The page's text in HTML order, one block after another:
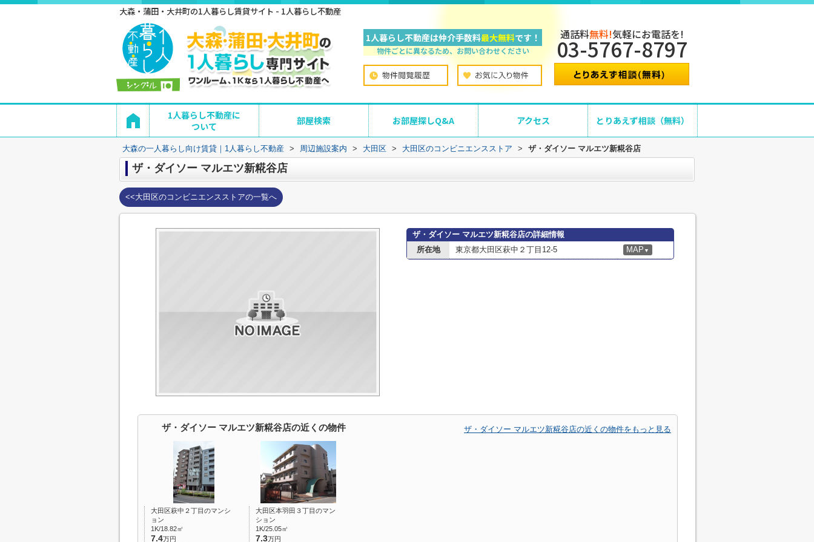
大森・蒲田・大井町の1人暮らし賃貸サイト - 1人暮らし不動産
1人暮らし不動産は仲介手数料最大無料です！
物件ごとに異なるため、お問い合わせください
通話料無料!気軽にお電話を!
03-5767-8797
1人暮らし不動産に
ついて
部屋検索 お部屋探しQ&A アクセス とりあえず相談（無料）
大森の一人暮らし向け賃貸｜1人暮らし不動産 > 周辺施設案内 > 大田区 > 大田区のコンビニエンスストア > ザ・ダイソー マルエツ新糀谷店
ザ・ダイソー マルエツ新糀谷店
<<大田区のコンビニエンスストアの一覧へ
ザ・ダイソー マルエツ新糀谷店の詳細情報
所在地
東京都大田区萩中２丁目12-5 MAP ▼
ザ・ダイソー マルエツ新糀谷店の近くの物件 ザ・ダイソー マルエツ新糀谷店の近くの物件をもっと見る
大田区萩中２丁目のマンシ
ョン
1K/18.82㎡
7.4万円
大田区本羽田３丁目のマン
ション
1K/25.05㎡
7.3万円